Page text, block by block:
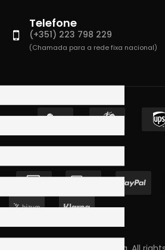
Telefone
(+351) 223 798 229
(Chamada para a rede fixa nacional)